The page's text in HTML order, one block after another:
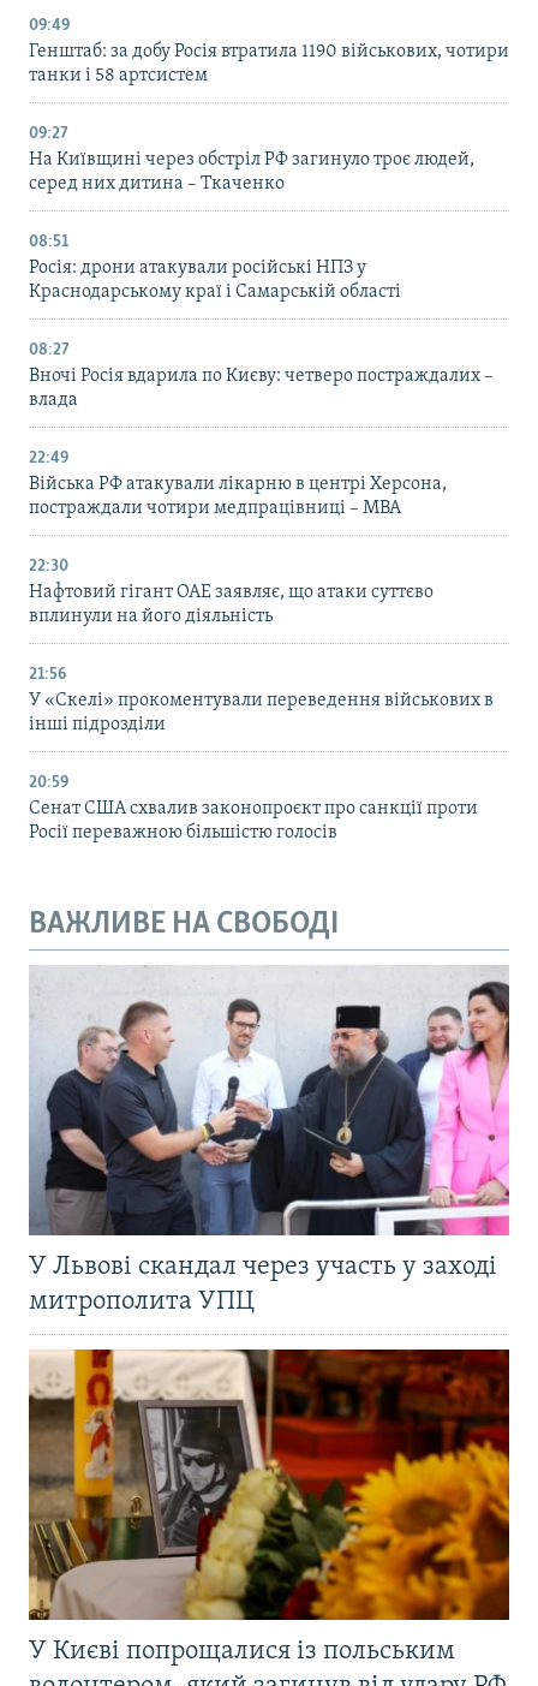
09:49
Генштаб: за добу Росія втратила 1190 військових, чотири
танки і 58 артсистем
09:27
На Київщині через обстріл РФ загинуло троє людей,
серед них дитина – Ткаченко
08:51
Росія: дрони атакували російські НПЗ у
Краснодарському краї і Самарській області
08:27
Вночі Росія вдарила по Києву: четверо постраждалих –
влада
22:49
Війська РФ атакували лікарню в центрі Херсона,
постраждали чотири медпрацівниці – МВА
22:30
Нафтовий гігант ОАЕ заявляє, що атаки суттєво
вплинули на його діяльність
21:56
У «Скелі» прокоментували переведення військових в
інші підрозділи
20:59
Cенат США схвалив законопроєкт про санкції проти
Росії переважною більшістю голосів
ВАЖЛИВЕ НА СВОБОДІ
У Львові скандал через участь у заході
митрополита УПЦ
У Києві попрощалися із польським